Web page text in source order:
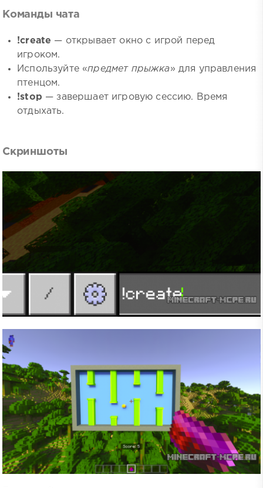
Команды чата
!create — открывает окно с игрой перед
игроком.
Используйте «предмет прыжка» для управления
птенцом.
!stop — завершает игровую сессию. Время
отдыхать.
Скриншоты